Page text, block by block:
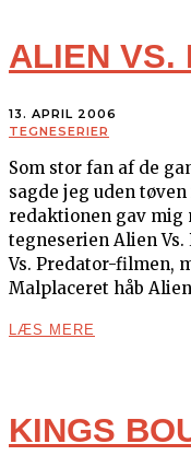
ALIEN VS.
13. APRIL 2006
TEGNESERIER
Som stor fan af de
sagde jeg uden
redaktionen gav mig
tegneserien Alien
Vs. Predator-filmen,
Malplaceret håb
LÆS MERE
KINGS